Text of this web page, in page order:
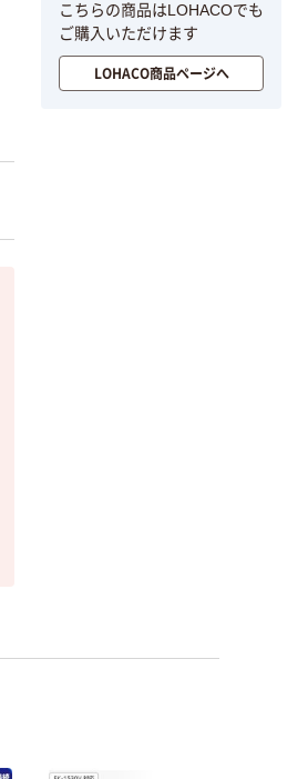
こちらの商品はLOHACOでも
ご購入いただけます
LOHACO商品ページへ